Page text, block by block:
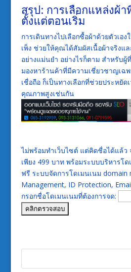
สรุป: การเลือกแหล่งผ้
ตั้งแต่ตอนเริ่ม
การเดินทางไปเลือกซื้อผ้าด้วยตัวเอ
เพ็ง ช่วยให้คุณได้สัมผัสเนื้อผ้าจริงแ
อย่างแม่นยำ อย่างไรก็ตาม สำหรับผู้
มองหาร้านค้าที่มีความเชี่ยวชาญเฉ
เชื่อถือ ก็เป็นทางเลือกที่ช่วยประหยัด
คุณภาพสูงเช่นกัน
ไม่พร้อมทำเว็บไซต์ แต่คิดชื่อได้แล้ว
เพียง 499 บาท พร้อมระบบบริหารโ
ฟรี ระบบจัดการโดเมนเนม domain
Management, ID Protection,
กรอกชื่อโดเมนเนมที่ต้องการจด: